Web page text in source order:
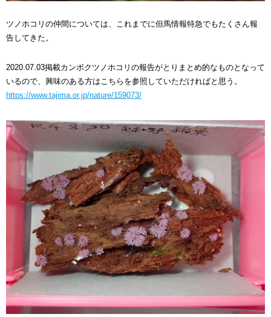
ツノホコリの仲間については これまでに但馬情報特急でも たくさん報
告してきた。
2020.07.03掲載カンボクツノホコリの報告がとりまとめ的なものとなって
いるので、興味のある方はこちらを参照していただければと思う。
https://www.tajima.or.jp/nature/159073/